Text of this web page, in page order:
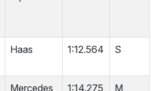
Haas 1:12.564 S
Mercedes 1:14.275 M